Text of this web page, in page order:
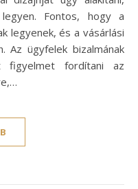
Fontos, hogy a
legyenek, és a vásárlási
Az ügyfelek bizalmának
figyelmet fordítani az